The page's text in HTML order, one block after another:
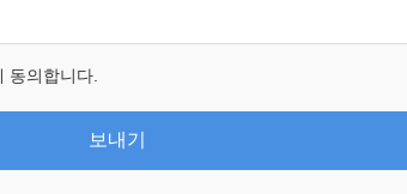
(User-Agent)
동의합니다.
보내기